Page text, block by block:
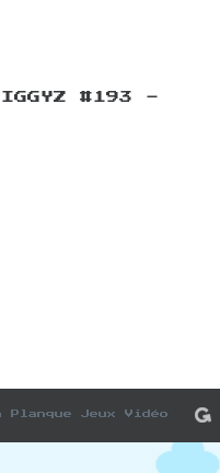
#193 -
Planque Jeux Vidéo